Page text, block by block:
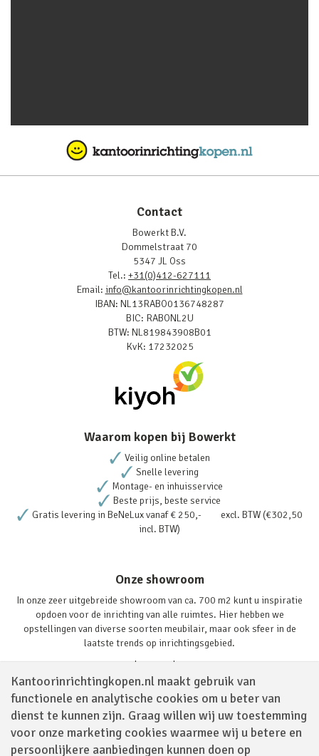
Kantoorinrichtingkopen.nl maakt gebruik van
functionele en analytische cookies om u beter van
dienst te kunnen zijn. Graag willen wij uw toestemming
voor onze marketing cookies waarmee wij u betere en
persoonlijkere aanbiedingen kunnen doen op
Contact
Bowerkt B.V.
Dommelstraat 70
5347 JL Oss
Tel.: +31(0)412-627111
Email: info@kantoorinrichtingkopen.nl
IBAN: NL13RABO0136748287
BIC: RABONL2U
BTW: NL819843908B01
KvK: 17232025
Waarom kopen bij Bowerkt
Veilig online betalen
Snelle levering
Montage- en inhuisservice
Beste prijs, beste service
Gratis levering in BeNeLux vanaf € 250,- excl. BTW (€302,50
incl. BTW)
Onze showroom
In onze zeer uitgebreide showroom van ca. 700 m2 kunt u inspiratie
opdoen voor de inrichting van alle ruimtes. Hier hebben we
opstellingen van diverse soorten meubilair, maar ook sfeer in de
laatste trends op inrichtingsgebied.
Lees verder